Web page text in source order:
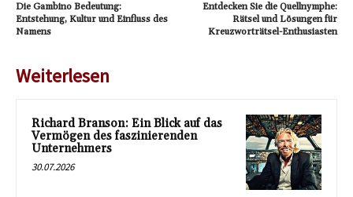
Die Gambino Bedeutung:
Entstehung, Kultur und Einfluss des
Namens
Entdecken Sie die Quellnymphe:
Rätsel und Lösungen für
Kreuzworträtsel-Enthusiasten
Weiterlesen
Richard Branson: Ein Blick auf das
Vermögen des faszinierenden
Unternehmers
30.07.2026